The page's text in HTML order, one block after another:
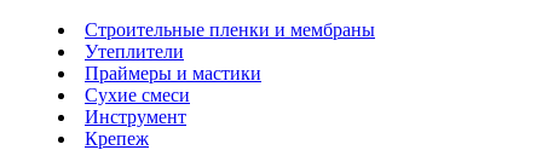
Строительные пленки и мембраны
Утеплители
Праймеры и мастики
Сухие смеси
Инструмент
Крепеж